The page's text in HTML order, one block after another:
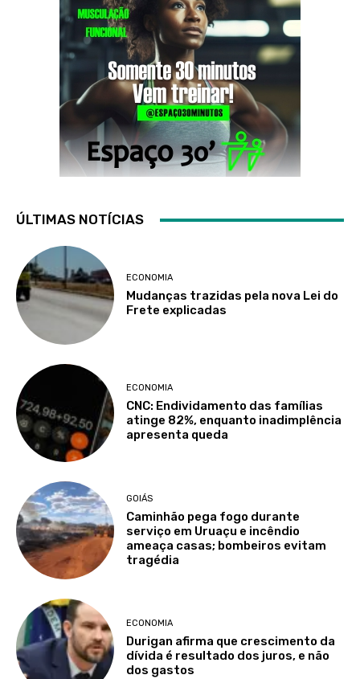
ÚLTIMAS NOTÍCIAS
ECONOMIA
Mudanças trazidas pela nova Lei do
Frete explicadas
ECONOMIA
CNC: Endividamento das famílias
atinge 82%, enquanto inadimplência
apresenta queda
GOIÁS
Caminhão pega fogo durante
serviço em Uruaçu e incêndio
ameaça casas; bombeiros evitam
tragédia
ECONOMIA
Durigan afirma que crescimento da
dívida é resultado dos juros, e não
dos gastos